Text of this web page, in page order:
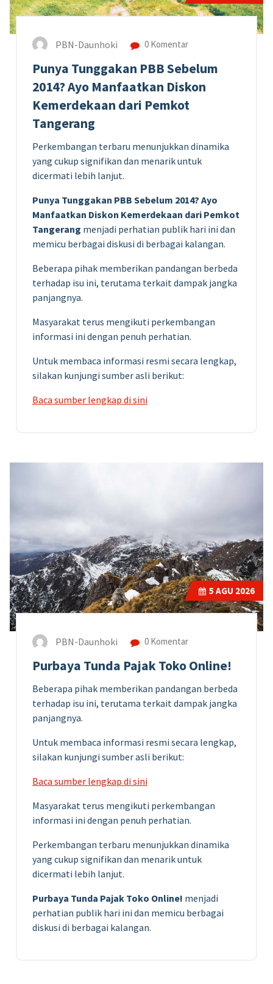
PBN-Daunhoki 0 Komentar
Punya Tunggakan PBB Sebelum
2014? Ayo Manfaatkan Diskon
Kemerdekaan dari Pemkot
Tangerang
Perkembangan terbaru menunjukkan dinamika
yang cukup signifikan dan menarik untuk
dicermati lebih lanjut.
Punya Tunggakan PBB Sebelum 2014? Ayo
Manfaatkan Diskon Kemerdekaan dari Pemkot
Tangerang menjadi perhatian publik hari ini dan
memicu berbagai diskusi di berbagai kalangan.
Beberapa pihak memberikan pandangan berbeda
terhadap isu ini, terutama terkait dampak jangka
panjangnya.
Masyarakat terus mengikuti perkembangan
informasi ini dengan penuh perhatian.
Untuk membaca informasi resmi secara lengkap,
silakan kunjungi sumber asli berikut:
Baca sumber lengkap di sini
5 AGU 2026
PBN-Daunhoki 0 Komentar
Purbaya Tunda Pajak Toko Online!
Beberapa pihak memberikan pandangan berbeda
terhadap isu ini, terutama terkait dampak jangka
panjangnya.
Untuk membaca informasi resmi secara lengkap,
silakan kunjungi sumber asli berikut:
Baca sumber lengkap di sini
Masyarakat terus mengikuti perkembangan
informasi ini dengan penuh perhatian.
Perkembangan terbaru menunjukkan dinamika
yang cukup signifikan dan menarik untuk
dicermati lebih lanjut.
Purbaya Tunda Pajak Toko Online! menjadi
perhatian publik hari ini dan memicu berbagai
diskusi di berbagai kalangan.